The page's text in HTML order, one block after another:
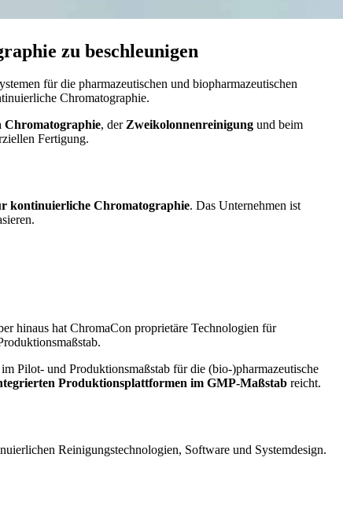
zu beschleunigen
für die pharmazeutischen und biopharmazeutischen
Chromatographie.
Chromatographie, derZweikolonnenreinigung und beim
Fertigung.
kontinuierliche Chromatographie. Das Unternehmen ist
hinaus hat ChromaCon proprietäre Technologien für
Pilot- und Produktionsmaßstab für die (bio-)pharmazeutische
Produktionsplattformen im GMP-Maßstab reicht.
Reinigungstechnologien, Software und Systemdesign.